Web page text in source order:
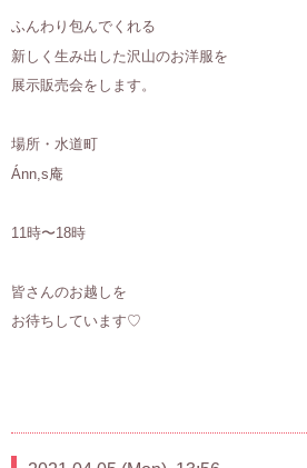
ふんわり包んでくれる
新しく生み出した沢山のお洋服を
展示販売会をします。
場所・水道町
Ánn,s庵
11時〜18時
皆さんのお越しを
お待ちしています♡